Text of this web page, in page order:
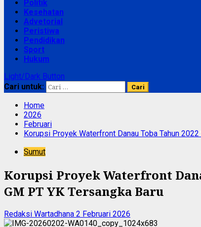
Politik
Kesehatan
Advetorial
Peristiwa
Pendidikan
Sport
Hukum
Light/Dark Button
Cari untuk:
Home
2026
Februari
Korupsi Proyek Waterfront Danau Toba Tahun
Sumut
Korupsi Proyek Waterfront
GM PT YK Tersangka Baru
Redaksi Wartadhana 2 Februari 2026